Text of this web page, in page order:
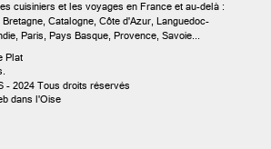
cuisiniers et les voyages en France et au-delà :
Catalogne, Côte d'Azur, Languedoc-
Paris, Pays Basque, Provence, Savoie...
Plat
- 2024 Tous droits réservés
dans l'Oise